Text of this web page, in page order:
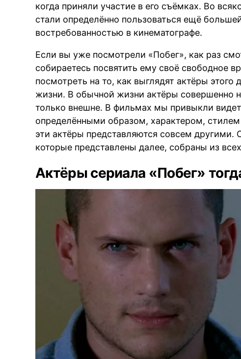
когда приняли участие в его съёмках. Во
стали определённо пользоваться ещё
востребованностью в кинематографе.
Если вы уже посмотрели «Побег», как раз
собираетесь посвятить ему своё свободное
посмотреть на то, как выглядят актёры
жизни. В обычной жизни актёры совершенно
только внешне. В фильмах мы привыкли
определёнными образом, характером,
эти актёры представляются совсем другими.
которые представлены далее, собраны из
Актёры сериала «Побег»
BREAKING